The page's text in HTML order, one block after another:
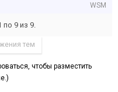
WSM
по 9 из 9.
тем
чтобы разместить